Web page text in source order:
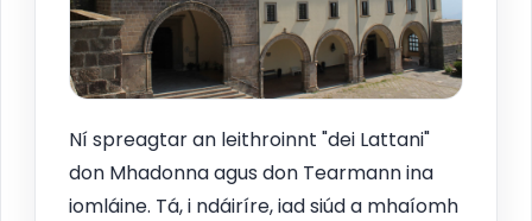
Ní spreagtar an leithroinnt "dei Lattani"
don Mhadonna agus don Tearmann ina
iomláine. Tá, i ndáiríre, iad siúd a mhaíomh